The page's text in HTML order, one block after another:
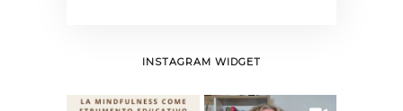
INSTAGRAM WIDGET